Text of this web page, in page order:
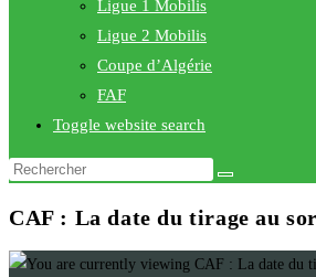
Ligue 1 Mobilis
Ligue 2 Mobilis
Coupe d’Algérie
FAF
Toggle website search
CAF : La date du tirage au